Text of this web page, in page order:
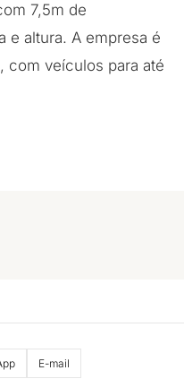
7,5m de
e altura. A empresa é
com veículos para até
E-mail